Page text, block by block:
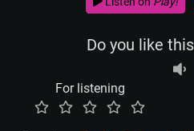
Do you like
For listening